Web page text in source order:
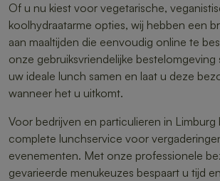
Of u nu kiest voor vegetarische,
koolhydraatarme opties, wij hebben een
aan maaltijden die eenvoudig online te
onze gebruiksvriendelijke
uw ideale lunch samen en laat u deze
wanneer het u uitkomt.
Voor bedrijven en particulieren in Limburg
complete lunchservice voor
evenementen. Met onze professionele
gevarieerde menukeuzes bespaart u tijd